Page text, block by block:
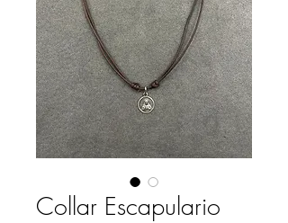
Collar Escapulario